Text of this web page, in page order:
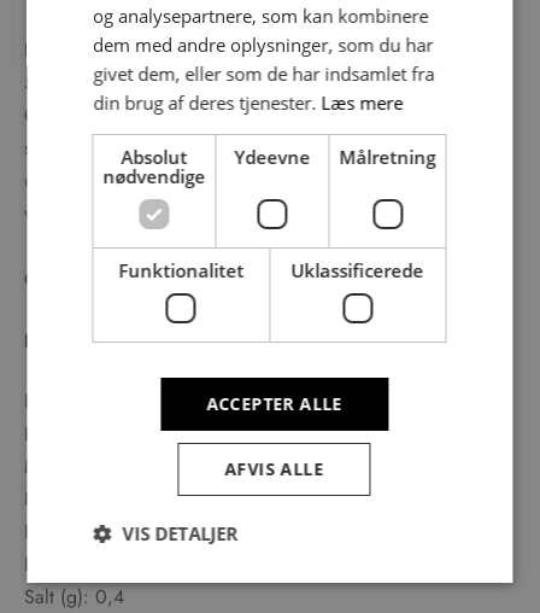
Flormelis, Glucose, sukker, invertsukker, rismel, rålakrids
5,81 %, kokosfedt, kakaosmør, frysetørret pulver af kaffe
0,97 %, kakao 0,87 %, chokolade 71% (0,46 %) salt,
salmiak, carrageenan, anethol, anisolie. Lakridskonfekten er
udelukkende fremstillet af naturlige råvarer, og kan derfor
variere i smag og farve.
Opbevares mørkt og ikke for varmt.
Næringsindhold pr 100 gr.:
Energi (KJ/kcal): 1576/377
Fedt (g): 6
Mættede fedtsyrer (g): 3,7
Kulhydrat (g): 83,3
Heraf sukkerarter (g): 61,3
Protein (g): 1,5
Salt (g): 0,4
og analysepartnere, som kan kombinere
dem med andre oplysninger, som du har
givet dem, eller som de har indsamlet fra
din brug af deres tjenester. Læs mere
Absolut
nødvendige
Ydeevne Målretning
Funktionalitet Uklassificerede
ACCEPTER ALLE
AFVIS ALLE
VIS DETALJER